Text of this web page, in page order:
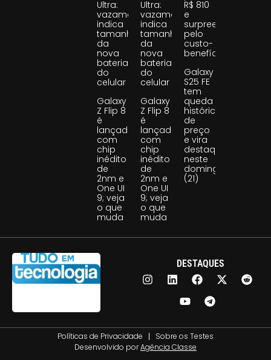
Ultra:
vazamento
indica
tamanho
da
nova
bateria
do
celular
Galaxy
Z Flip 8
é
lançado
com
chip
inédito
de
2nm e
One UI
9; veja
o que
muda
Ultra:
vazamento
indica
tamanho
da
nova
bateria
do
celular
Galaxy
Z Flip 8
é
lançado
com
chip
inédito
de
2nm e
One UI
9; veja
o que
muda
R$ 810
e
surpreende
pelo
custo-
benefício
Galaxy
S25 FE
tem
queda
histórica
de
preço
e vira
destaque
neste
domingo
(21)
DESTAQUES
Políticas de Privacidade
Sobre os Testes
Desenvolvido porAgência Classe